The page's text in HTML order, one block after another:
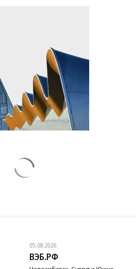
05.08.2026
ВЭБ.РФ